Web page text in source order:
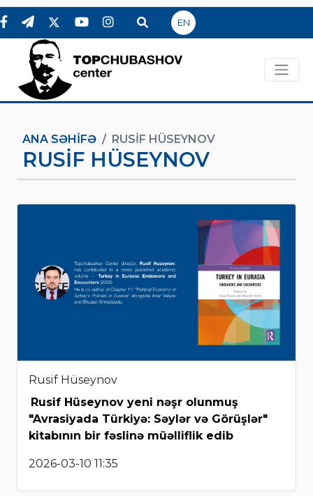
EN
ANA SƏHIFƏ RUSIF HÜSEYNOV
RUSIF HÜSEYNOV
Rusif Hüseynov
Rusif Hüseynov yeni nəşr olunmuş
"Avrasiyada Türkiyə: Səylər və Görüşlər"
kitabının bir fəslinə müəlliflik edib
2026-03-10 11:35